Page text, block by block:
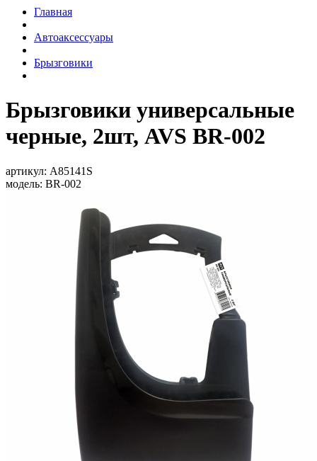
Главная
Автоаксессуары
Брызговики
Брызговики универсальные
черные, 2шт, AVS BR-002
артикул: A85141S
модель: BR-002